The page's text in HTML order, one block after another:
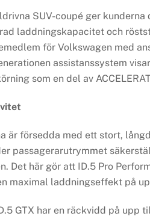
SUV-coupé ger
laddningskapacitet och
för Volkswagen med
assistanssystem
som en del av
är försedda med ett stort,
passagerarutrymmet
Det här gör att ID.5 Pro
maximal laddningseffekt på
GTX har en räckvidd på upp